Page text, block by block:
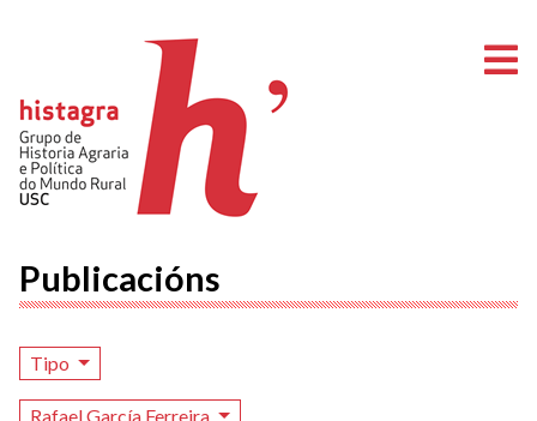
Publicacións
Tipo
Rafael García Ferreira